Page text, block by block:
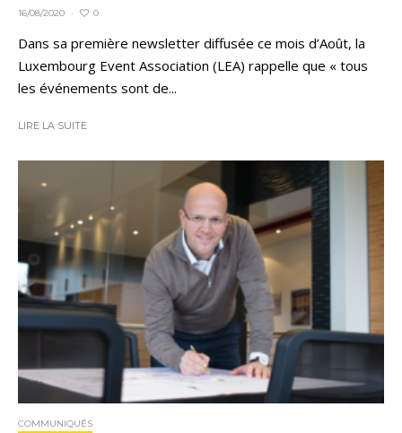
16/08/2020 · 0
Dans sa première newsletter diffusée ce mois d’Août, la
Luxembourg Event Association (LEA) rappelle que « tous
les événements sont de...
LIRE LA SUITE
COMMUNIQUÉS